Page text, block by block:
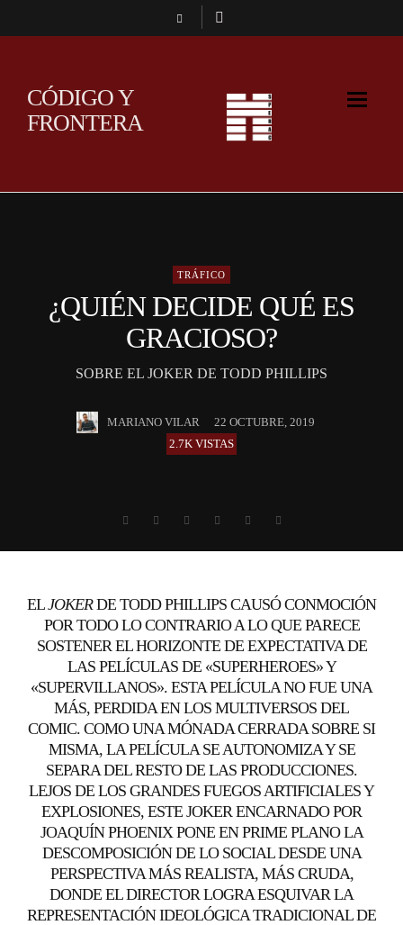
CÓDIGO Y
FRONTERA
TRÁFICO
¿QUIÉN DECIDE QUÉ ES
GRACIOSO?
SOBRE EL JOKER DE TODD PHILLIPS
MARIANO VILAR
22 OCTUBRE, 2019
2.7K VISTAS
ELJOKERDE TODD PHILLIPS CAUSÓ CONMOCIÓN
POR TODO LO CONTRARIO A LO QUE PARECE
SOSTENER EL HORIZONTE DE EXPECTATIVA DE
LAS PELÍCULAS DE «SUPERHEROES» Y
«SUPERVILLANOS». ESTA PELÍCULA NO FUE UNA
MÁS, PERDIDA EN LOS MULTIVERSOS DEL
COMIC. COMO UNA MÓNADA CERRADA SOBRE SI
MISMA, LA PELÍCULA SE AUTONOMIZA Y SE
SEPARA DEL RESTO DE LAS PRODUCCIONES.
LEJOS DE LOS GRANDES FUEGOS ARTIFICIALES Y
EXPLOSIONES, ESTE JOKER ENCARNADO POR
JOAQUÍN PHOENIX PONE EN PRIME PLANO LA
DESCOMPOSICIÓN DE LO SOCIAL DESDE UNA
PERSPECTIVA MÁS REALISTA, MÁS CRUDA,
DONDE EL DIRECTOR LOGRA ESQUIVAR LA
REPRESENTACIÓN IDEOLÓGICA TRADICIONAL DE